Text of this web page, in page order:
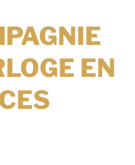
EN